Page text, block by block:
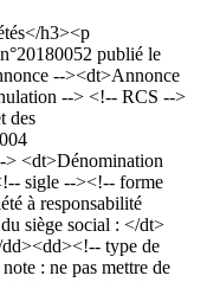
h3><p
publié le
--><dt>Annonce
--> <!-- RCS -->
des
> <dt>Dénomination
sigle --><!-- forme
à responsabilité
siège social : </dt>
type de
: ne pas mettre de